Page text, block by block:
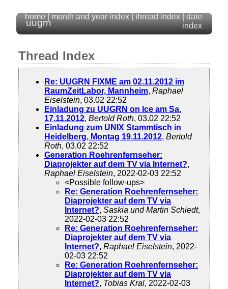
uugrn
home month and year index thread index
date
index
Thread Index
Re: UUGRN FIXME am 02.11.2012 im
RaumZeitLabor, Mannheim, Raphael
Eiselstein, 03.02 22:52
Einladung zu UUGRN on Ice am Sa.
17.11.2012, Bertold Roth, 03.02 22:52
Einladung zum UNIX Stammtisch in
Heidelberg, Montag 19.11.2012, Bertold
Roth, 03.02 22:52
Generation Roehrenfernseher:
Diaprojekter auf dem TV via Internet?,
Raphael Eiselstein, 2022-02-03 22:52
<Possible follow-ups>
Re: Generation Roehrenfernseher:
Diaprojekter auf dem TV via
Internet?, Saskia und Martin Schiedt,
2022-02-03 22:52
Re: Generation Roehrenfernseher:
Diaprojekter auf dem TV via
Internet?, Raphael Eiselstein, 2022-
02-03 22:52
Re: Generation Roehrenfernseher:
Diaprojekter auf dem TV via
Internet?, Tobias Kral, 2022-02-03